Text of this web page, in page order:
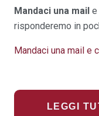
Mandaci una mail e
risponderemo in
Mandaci una mail e
LEGGI